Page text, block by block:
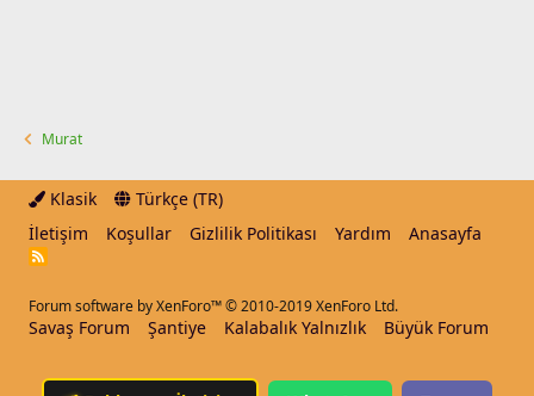
Murat
Klasik
Türkçe (TR)
İletişim
Koşullar Gizlilik Politikası Yardım Anasayfa
R
Forum software by XenForo™© 2010-2019 XenForo Ltd.
Savaş Forum Şantiye Kalabalık Yalnızlık Büyük Forum